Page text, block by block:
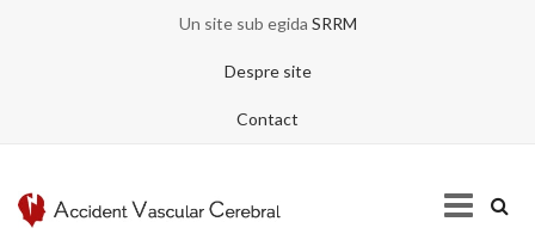
Un site sub egida SRRM
Despre site
Contact